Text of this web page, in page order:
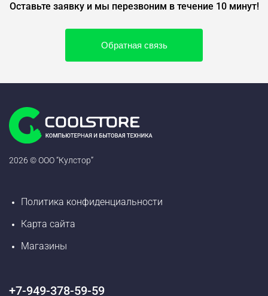
Оставьте заявку и мы перезвоним в течение 10 минут!
Обратная связь
2026 © ООО “Кулстор”
Политика конфиденциальности
Карта сайта
Магазины
+7-949-378-59-59